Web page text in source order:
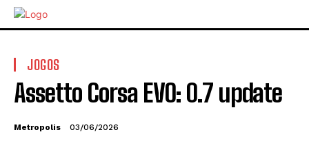
JOGOS
Assetto Corsa EVO: 0.7 update
Metropolis 03/06/2026